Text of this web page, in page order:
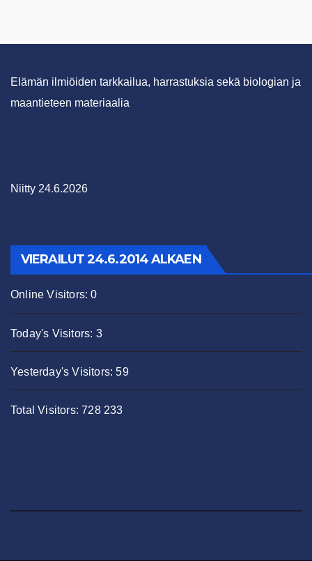
Elämän ilmiöiden tarkkailua, harrastuksia sekä biologian ja
maantieteen materiaalia
Niitty 24.6.2026
VIERAILUT 24.6.2014 ALKAEN
Online Visitors:0
Today's Visitors: 3
Yesterday's Visitors:59
Total Visitors:728 233